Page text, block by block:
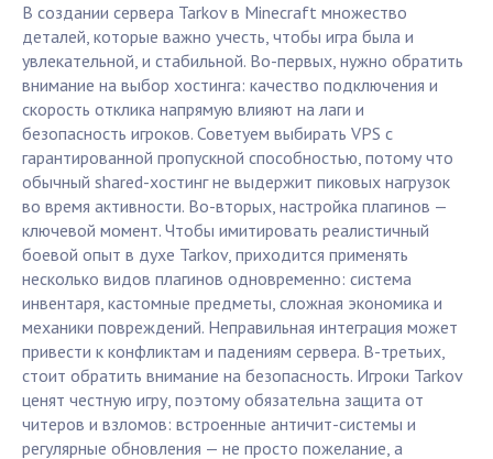
В создании сервера Tarkov в Minecraft множество
деталей, которые важно учесть, чтобы игра была и
увлекательной, и стабильной. Во-первых, нужно обратить
внимание на выбор хостинга: качество подключения и
скорость отклика напрямую влияют на лаги и
безопасность игроков. Советуем выбирать VPS с
гарантированной пропускной способностью, потому что
обычный shared-хостинг не выдержит пиковых нагрузок
во время активности. Во-вторых, настройка плагинов —
ключевой момент. Чтобы имитировать реалистичный
боевой опыт в духе Tarkov, приходится применять
несколько видов плагинов одновременно: система
инвентаря, кастомные предметы, сложная экономика и
механики повреждений. Неправильная интеграция может
привести к конфликтам и падениям сервера. В-третьих,
стоит обратить внимание на безопасность. Игроки Tarkov
ценят честную игру, поэтому обязательна защита от
читеров и взломов: встроенные античит-системы и
регулярные обновления — не просто пожелание, а